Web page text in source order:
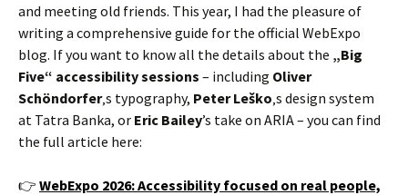
and meeting old friends. This year, I had the pleasure of
writing a comprehensive guide for the official WebExpo
blog. If you want to know all the details about the „Big
Five“ accessibility sessions – including Oliver
Schöndorfer‚s typography, Peter Leško ‚s design system
at Tatra Banka, or Eric Bailey’s take on ARIA – you can find
the full article here:
👉 WebExpo 2026: Accessibility focused on real people,